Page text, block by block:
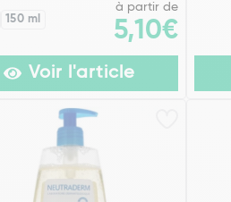
150 ml
à partir de
5,10€
Voir l'article